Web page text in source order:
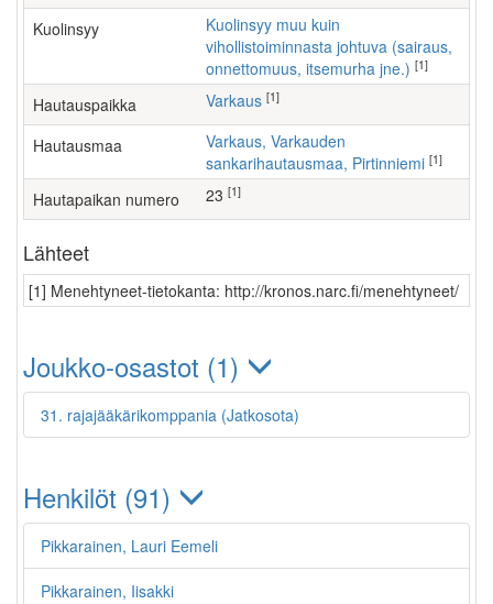
Kuolinsyy
Kuolinsyy muu kuin
vihollistoiminnasta johtuva (sairaus,
onnettomuus, itsemurha jne.) [1]
Hautauspaikka Varkaus [1]
Hautausmaa
Varkaus, Varkauden
sankarihautausmaa, Pirtinniemi [1]
Hautapaikan numero 23 [1]
Lähteet
[1] Menehtyneet-tietokanta: http://kronos.narc.fi/menehtyneet/
Joukko-osastot (1)
31. rajajääkärikomppania (Jatkosota)
Henkilöt (91)
Pikkarainen, Lauri Eemeli
Pikkarainen, Iisakki